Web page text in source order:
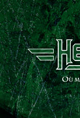
ACCUEIL
NEWS
CHRONIQUES
INTERVIEWS
REPORTS